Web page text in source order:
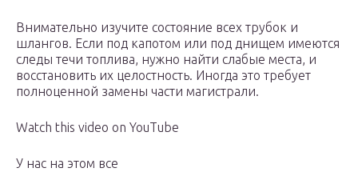
Внимательно изучите состояние всех трубок и
шлангов. Если под капотом или под днищем имеются
следы течи топлива, нужно найти слабые места, и
восстановить их целостность. Иногда это требует
полноценной замены части магистрали.
Watch this video on YouTube
У нас на этом все